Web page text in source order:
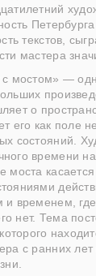
текстов,
мастера
с мостом» —
о
его как поле
состояний.
времени
моста
временем, где
нет. Тема
с ранних